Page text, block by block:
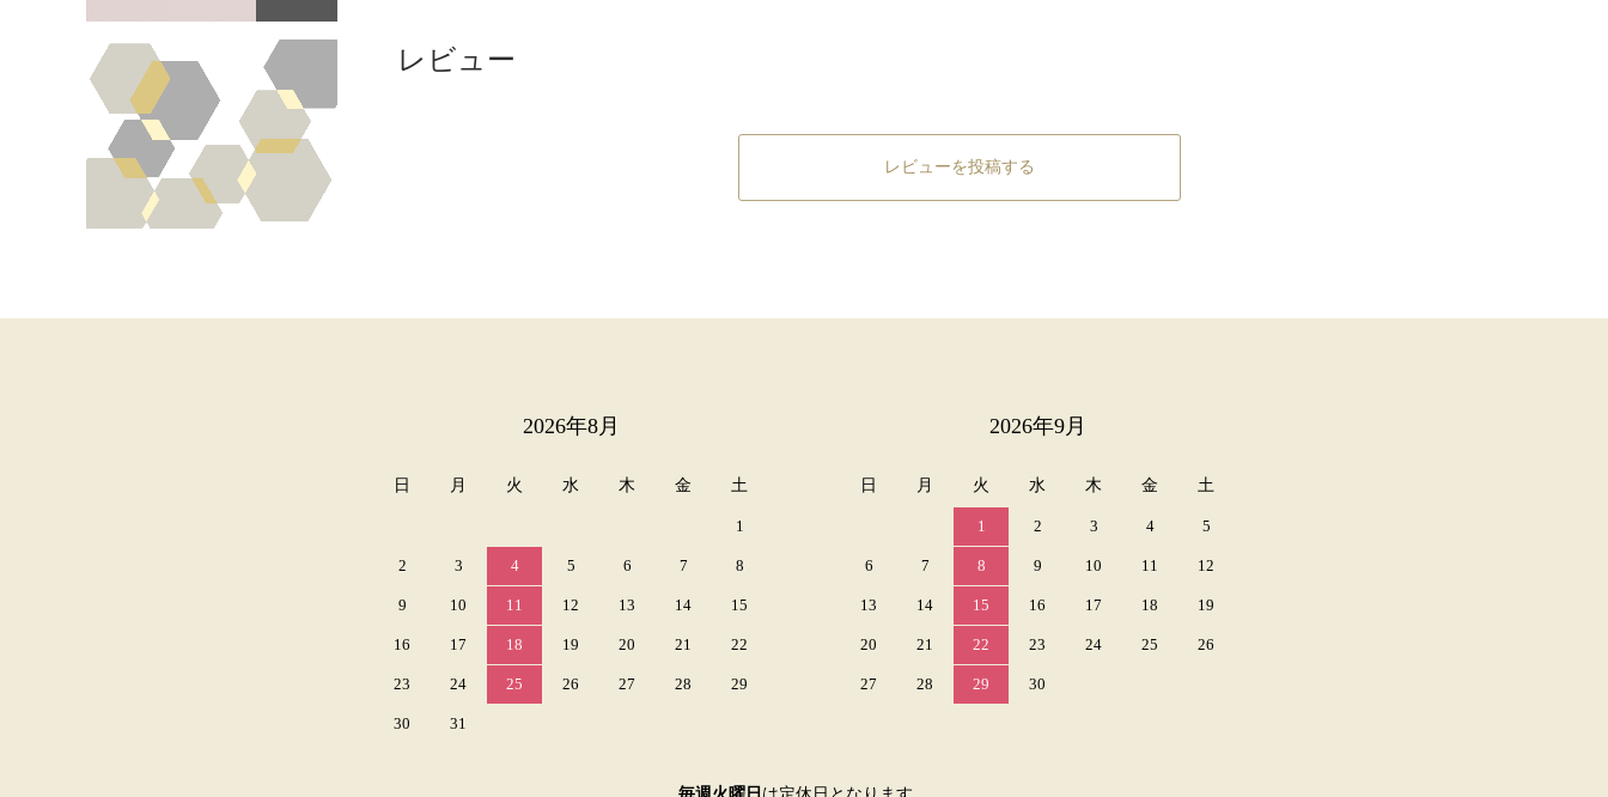
レビュー
レビューを投稿する
2026年8月
日 月 火 水 木 金 土
1
2 3 4 5 6 7 8
9 10 11 12 13 14 15
16 17 18 19 20 21 22
23 24 25 26 27 28 29
30 31
2026年9月
日 月 火 水 木 金 土
1 2 3 4 5
6 7 8 9 10 11 12
13 14 15 16 17 18 19
20 21 22 23 24 25 26
27 28 29 30
毎週火曜日 は定休日となります。